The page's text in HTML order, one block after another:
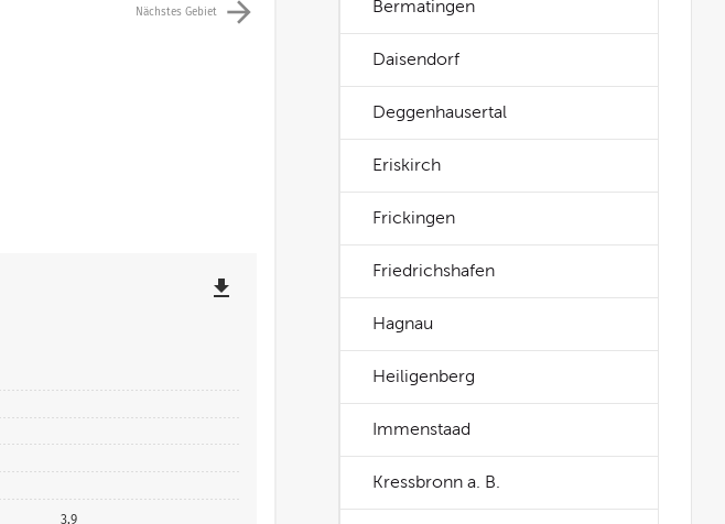
Bermatingen
Daisendorf
Deggenhausertal
Eriskirch
Frickingen
Friedrichshafen
Hagnau
Heiligenberg
Immenstaad
Kressbronn a. B.